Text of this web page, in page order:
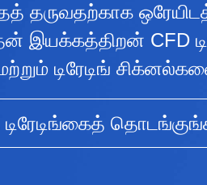
தருவதற்காக
இயக்கத்திறன் CFD
டிரேடிங்